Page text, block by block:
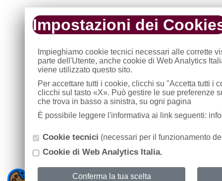
Impostazioni dei
Impieghiamo cookie tecnici necessari alle corrette
parte dell'Utente, anche cookie di Web Analytics
viene utilizzato questo sito.
Per accettare tutti i cookie, clicchi su "Accetta tutti i
clicchi sul tasto «X». Può gestire le sue preferenze
che trova in basso a sinistra, su ogni pagina
È possibile leggere l'informativa ai link seguenti:
Cookie tecnici (necessari per il funzionamento
Cookie di Web Analytics Italia.
Conferma la tua scelta